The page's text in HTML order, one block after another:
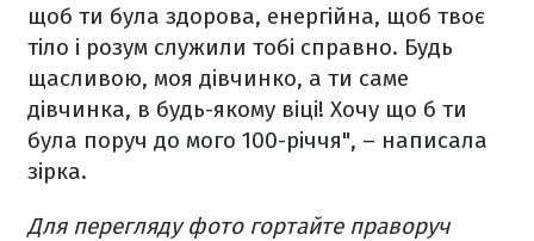
щоб ти була здорова, енергійна, щоб твоє
тіло і розум служили тобі справно. Будь
щасливою, моя дівчинко, а ти саме
дівчинка, в будь-якому віці! Хочу що б ти
була поруч до мого 100-річчя", – написала
зірка.
Для перегляду фото гортайте праворуч